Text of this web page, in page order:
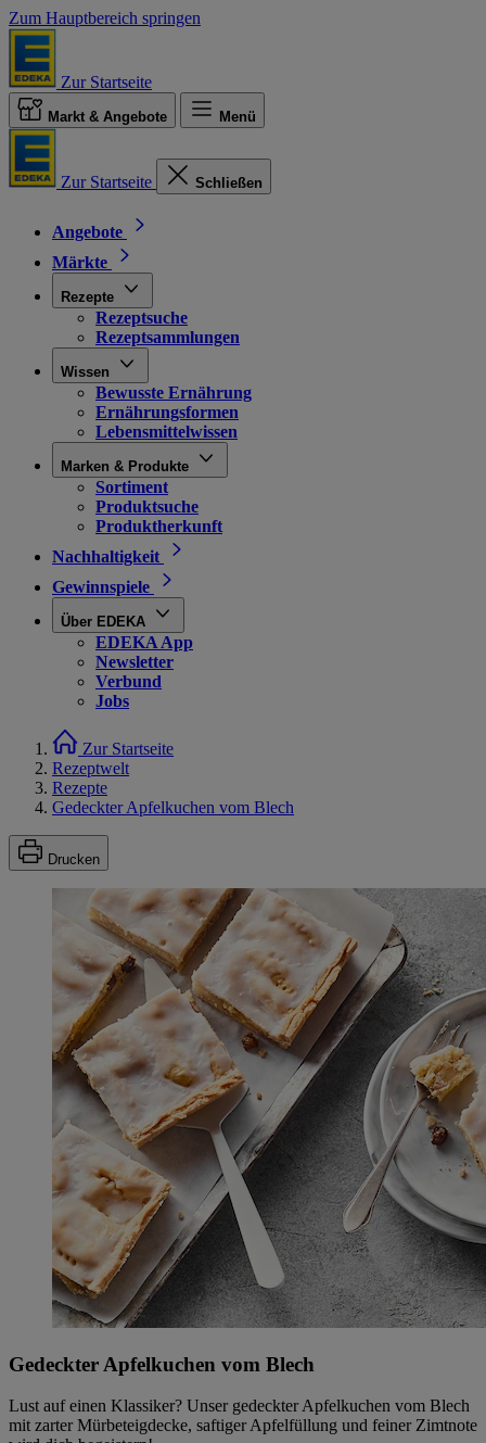
Zum Hauptbereich springen
Zur Startseite
Markt & Angebote Menü
Zur Startseite Schließen
Angebote
Märkte
Rezepte
Rezeptsuche
Rezeptsammlungen
Wissen
Bewusste Ernährung
Ernährungsformen
Lebensmittelwissen
Marken & Produkte
Sortiment
Produktsuche
Produktherkunft
Nachhaltigkeit
Gewinnspiele
Über EDEKA
EDEKA App
Newsletter
Verbund
Jobs
Zur Startseite
Rezeptwelt
Rezepte
Gedeckter Apfelkuchen vom Blech
Drucken
Gedeckter Apfelkuchen vom Blech
Lust auf einen Klassiker? Unser gedeckter Apfelkuchen vom Blech
mit zarter Mürbeteigdecke, saftiger Apfelfüllung und feiner Zimtnote